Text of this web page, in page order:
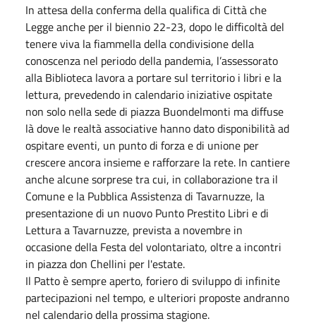
In attesa della conferma della qualifica di Città che
Legge anche per il biennio 22-23, dopo le difficoltà del
tenere viva la fiammella della condivisione della
conoscenza nel periodo della pandemia, l’assessorato
alla Biblioteca lavora a portare sul territorio i libri e la
lettura, prevedendo in calendario iniziative ospitate
non solo nella sede di piazza Buondelmonti ma diffuse
là dove le realtà associative hanno dato disponibilità ad
ospitare eventi, un punto di forza e di unione per
crescere ancora insieme e rafforzare la rete. In cantiere
anche alcune sorprese tra cui, in collaborazione tra il
Comune e la Pubblica Assistenza di Tavarnuzze, la
presentazione di un nuovo Punto Prestito Libri e di
Lettura a Tavarnuzze, prevista a novembre in
occasione della Festa del volontariato, oltre a incontri
in piazza don Chellini per l'estate.
Il Patto è sempre aperto, foriero di sviluppo di infinite
partecipazioni nel tempo, e ulteriori proposte andranno
nel calendario della prossima stagione.